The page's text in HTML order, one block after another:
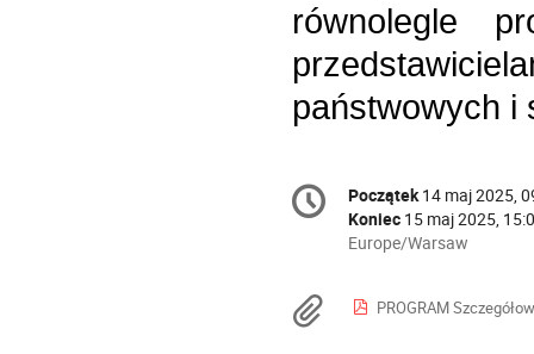
równolegle
państwowych i
Conference
information
Data/Czas
Początek 14 maj 2025,
Koniec 15 maj 2025,
All
in
Europe/Warsaw
Materiały
PROGRAM Szczegółowy- II